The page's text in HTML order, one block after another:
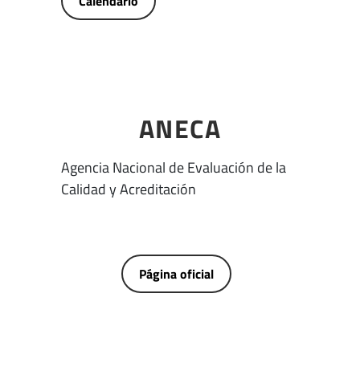
ANECA
Agencia Nacional de Evaluación de la
Calidad y Acreditación
Página oficial